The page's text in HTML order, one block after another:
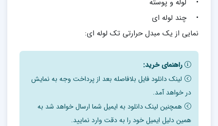
• چند لوله ای
نمایی از یک مبدل حرارتی تک لوله ای:
راهنمای خرید:
لینک دانلود فایل بلافاصله بعد از پرداخت وجه به نمایش
در خواهد آمد.
همچنین لینک دانلود به ایمیل شما ارسال خواهد شد به
همین دلیل ایمیل خود را به دقت وارد نمایید.